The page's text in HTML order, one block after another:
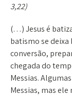
3,22)
(…) Jesus é
batismo se deixa
conversão,
chegada do
Messias.
Messias, mas